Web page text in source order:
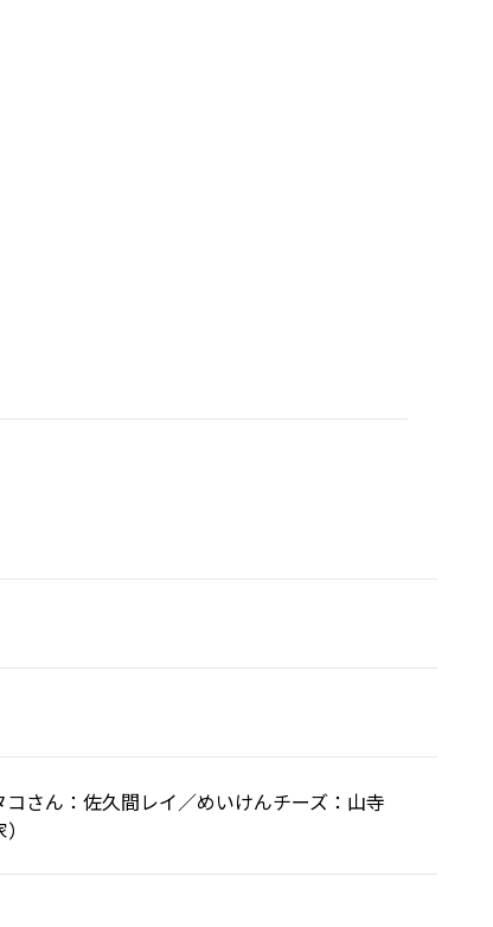
さん：佐久間レイ／めいけんチーズ：山寺